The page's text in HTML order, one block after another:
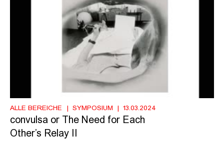
ALLE BEREICHE SYMPOSIUM 13.03.2024
convulsa or The Need for Each
Other’s Relay II